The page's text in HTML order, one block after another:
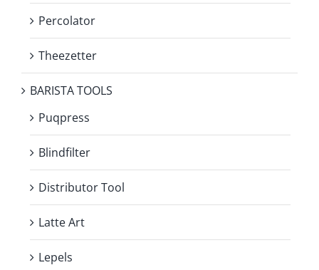
Percolator
Theezetter
BARISTA TOOLS
Puqpress
Blindfilter
Distributor Tool
Latte Art
Lepels